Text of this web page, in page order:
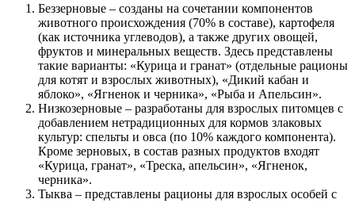
Беззерновые – созданы на сочетании компонентов
животного происхождения (70% в составе), картофеля
(как источника углеводов), а также других овощей,
фруктов и минеральных веществ. Здесь представлены
такие варианты: «Курица и гранат» (отдельные рационы
для котят и взрослых животных), «Дикий кабан и
яблоко», «Ягненок и черника», «Рыба и Апельсин».
Низкозерновые – разработаны для взрослых питомцев с
добавлением нетрадиционных для кормов злаковых
культур: спельты и овса (по 10% каждого компонента).
Кроме зерновых, в состав разных продуктов входят
«Курица, гранат», «Треска, апельсин», «Ягненок,
черника».
Тыква – представлены рационы для взрослых особей с